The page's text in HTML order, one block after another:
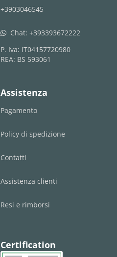
+3903046545
whatsapp Chat: +393393672222
P. Iva: IT04157720980
REA: BS 593061
Assistenza
Pagamento
Policy di spedizione
Contatti
Assistenza clienti
Resi e rimborsi
Certification